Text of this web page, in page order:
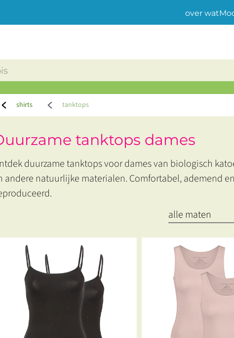
over
shirts tanktops
tanktops dames
duurzame tanktops voor dames van biologisch
andere natuurlijke materialen. Comfortabel, ademend